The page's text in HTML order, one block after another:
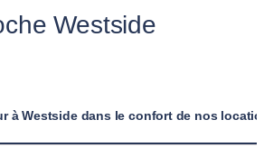
Westside
à Westside dans le confort de nos